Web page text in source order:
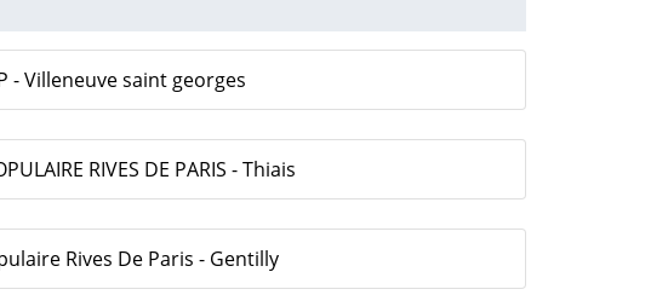
- Villeneuve saint georges
RIVES DE PARIS - Thiais
Rives De Paris - Gentilly